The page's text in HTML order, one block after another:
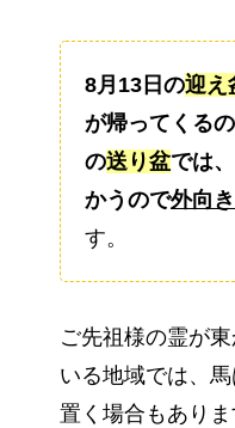
8月13日の迎え
が帰ってくる
の送り盆では
かうので外向き
す。
ご先祖様の霊が
いる地域では、
置く場合もありま